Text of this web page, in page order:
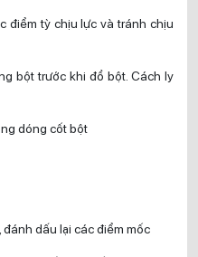
điểm tỳ chịu lực và tránh chịu
bột trước khi đổ bột. Cách ly
dóng cốt bột
dấu lại các điểm mốc